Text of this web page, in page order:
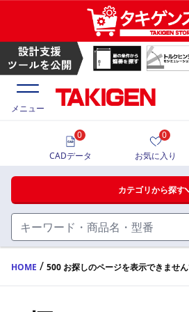
ハンドル・取手・つまみ・
FA・A
蝶番・ステー・周辺機器
価格一覧
製品カタログ
メニュー
カテゴリから探す
0
CADデータ
0
お気に入り
HOME / 500 お探しのページを表示できませ